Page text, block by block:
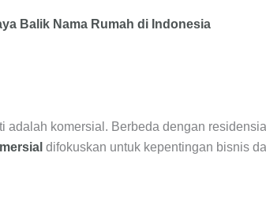
Balik Nama Rumah di Indonesia
adalah komersial. Berbeda dengan
difokuskan untuk kepentingan bisnis